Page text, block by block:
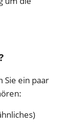
Sie ein paar